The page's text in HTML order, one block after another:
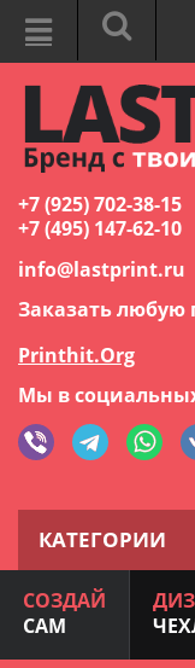
+7 (925) 702-38-15
+7 (495) 147-62-10
info@lastprint.ru
Заказать
Printhit.Org
Мы в
КАТЕГОРИИ
СОЗДАЙ
САМ